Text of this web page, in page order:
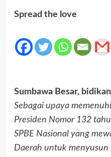
Spread the love
Sumbawa Besar,
Sebagai upaya
Presiden Nomor 132
SPBE Nasional yang
Daerah untuk menyusun